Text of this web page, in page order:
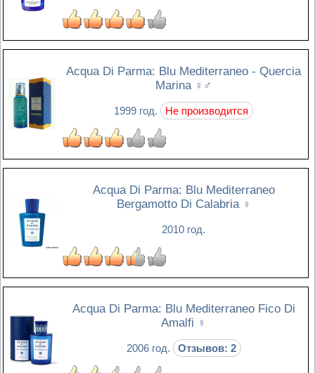
Acqua Di Parma: Blu Mediterraneo - Quercia
Marina ♀♂
1999 год. Не производится
Acqua Di Parma: Blu Mediterraneo
Bergamotto Di Calabria ♀
2010 год.
Acqua Di Parma: Blu Mediterraneo Fico Di
Amalfi ♀
2006 год. Отзывов: 2